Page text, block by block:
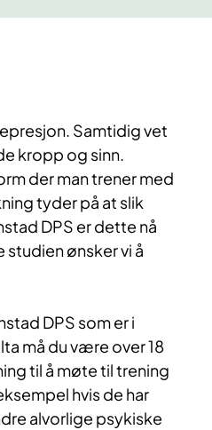
Samtidig vet
kropp og sinn.
der man trener med
tyder på at slik
DPS er dette nå
ønsker vi å
DPS som er i
må du være over 18
til å møte til trening
hvis de har
alvorlige psykiske